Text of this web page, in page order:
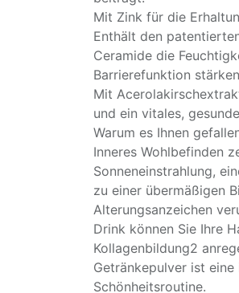
Mit Zink für die
Enthält den
Ceramide die
Barrierefunktion
Mit
und ein vitales,
Warum es Ihnen
Inneres Wohlbefinden
Sonneneinstrahlung,
zu einer übermäßigen
Alterungsanzeichen
Drink können Sie Ihre
Kollagenbildung2
Getränkepulver ist
Schönheitsroutine.